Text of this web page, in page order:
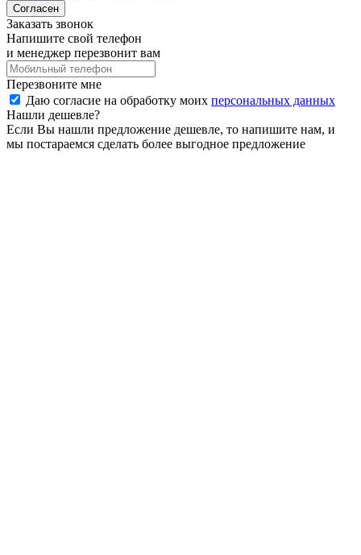
Согласен
Заказать звонок
Напишите свой телефон
и менеджер перезвонит вам
Перезвоните мне
Даю согласие на обработку моих персональных данных
Нашли дешевле?
Если Вы нашли предложение дешевле, то напишите нам, и
мы постараемся сделать более выгодное предложение